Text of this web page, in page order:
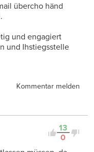
übercho händ
und engagiert
und Ihstiegsstelle
Kommentar melden
13
0